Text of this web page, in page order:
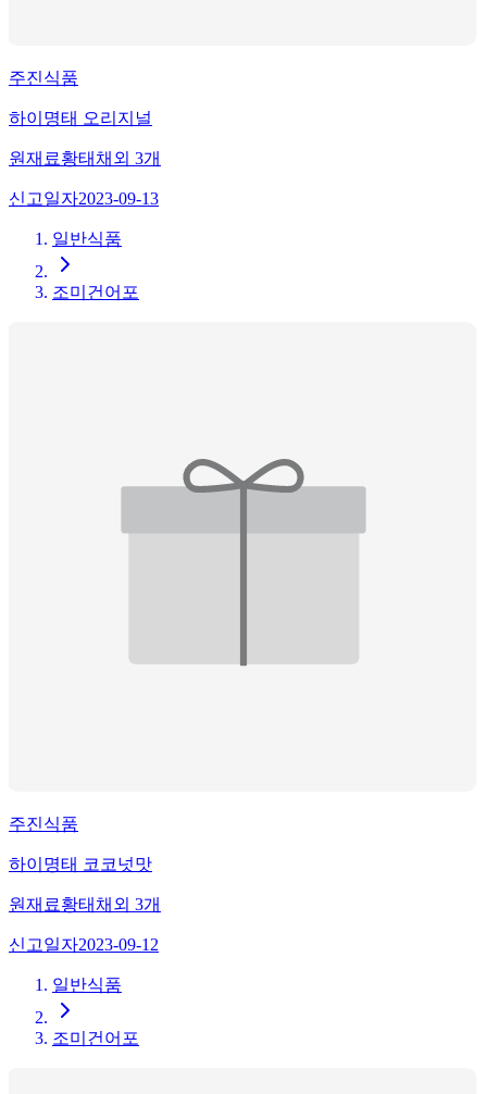
주진식품
하이명태 오리지널
원재료황태채 외 3개
신고일자2023-09-13
일반식품
조미건어포
주진식품
하이명태 코코넛맛
원재료황태채 외 3개
신고일자2023-09-12
일반식품
조미건어포